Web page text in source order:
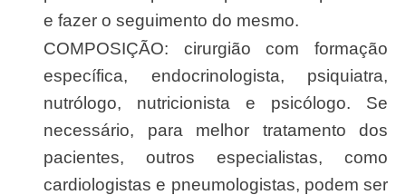
e fazer o seguimento do mesmo.
COMPOSIÇÃO: cirurgião com formação
específica, endocrinologista, psiquiatra,
nutrólogo, nutricionista e psicólogo. Se
necessário, para melhor tratamento dos
pacientes, outros especialistas, como
cardiologistas e pneumologistas, podem ser